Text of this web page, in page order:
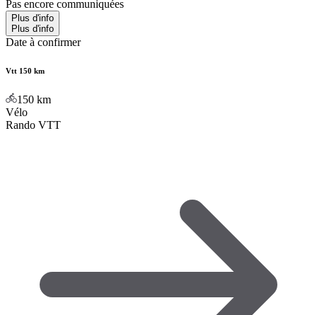
Pas encore communiquées
Plus d'info
Plus d'info
Date à confirmer
Vtt 150 km
150 km
Vélo
Rando VTT